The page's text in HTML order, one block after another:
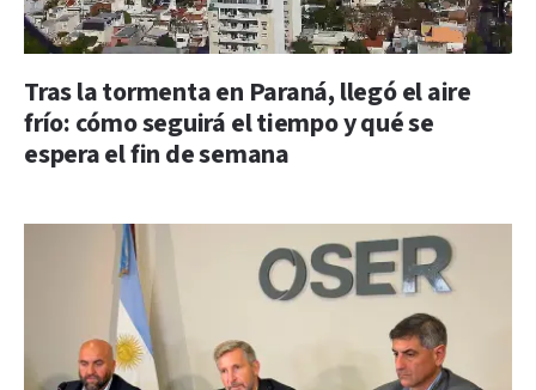
Tras la tormenta en Paraná, llegó el aire
frío: cómo seguirá el tiempo y qué se
espera el fin de semana